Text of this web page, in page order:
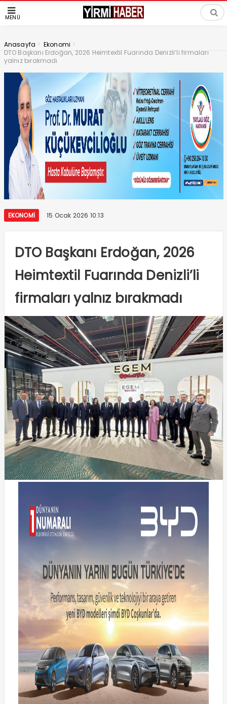
MENÜ
Anasayfa > Ekonomi >
DTO Başkanı Erdoğan, 2026 Heimtextil Fuarında Denizli’li firmaları
yalnız bırakmadı
EKONOMI 15 Ocak 2026 10:13
DTO Başkanı Erdoğan, 2026
Heimtextil Fuarında Denizli’li
firmaları yalnız bırakmadı